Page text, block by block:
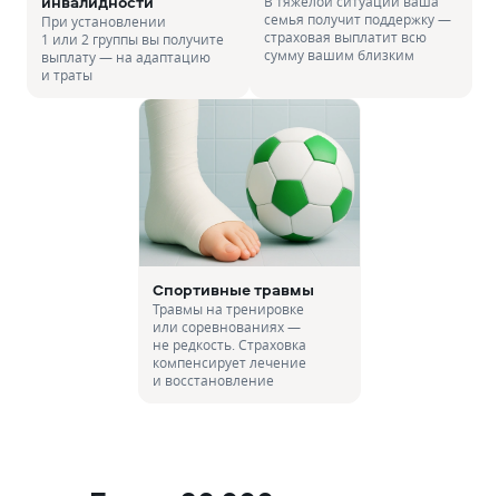
При установлении
1 или 2 группы вы получите
выплату — на адаптацию
и траты
семья получит поддержку —
страховая выплатит всю
сумму вашим близким
Спортивные травмы
Травмы на тренировке
или соревнованиях —
не редкость. Страховка
компенсирует лечение
и восстановление